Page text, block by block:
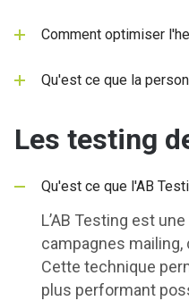
Comment optimiser
Qu'est ce que la
Les testing
Qu'est ce que l'AB
L’AB Testing est
campagnes mailing,
Cette technique
plus performant